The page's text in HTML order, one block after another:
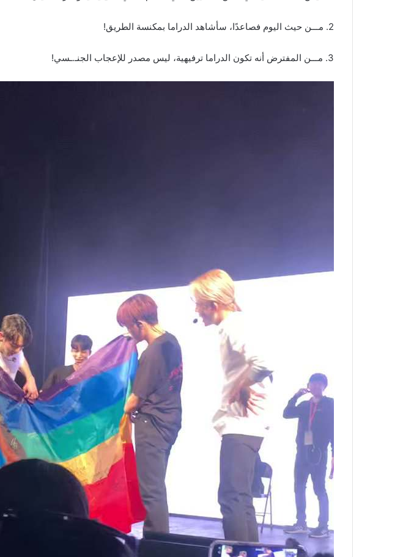
2. مـــن حيث اليوم فصاعدًا، سأشاهد الدراما بمكنسة الطريق!
3. مـــن المفترض أنه تكون الدراما ترفيهية، ليس مصدر للإعجاب الجنـ.ـسي!